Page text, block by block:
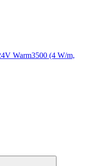
Warm3500 (4 W/m,